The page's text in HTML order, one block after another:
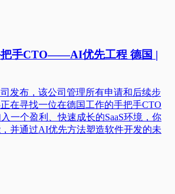
把手CTO——AI优先工程 德国 |
发布，该公司管理所有申请和后续步
在寻找一位在德国工作的手把手CTO
个盈利、快速成长的SaaS环境，你
并通过AI优先方法塑造软件开发的未